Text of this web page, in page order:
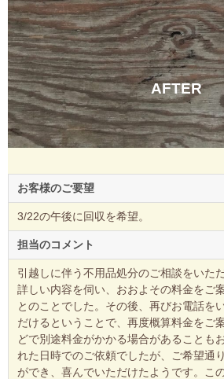
AFTER
お客様のご要望
3/22の午後に回収を希望。
担当のコメント
引越しに伴う不用品処分のご相談をいた
詳しい内容を伺い、おおよその料金をご
とのことでした。その後、再びお電話を
だけるということで、再度概算料金をご
どで別途料金がかかる場合があることも
れた日時でのご依頼でしたが、ご希望通
ができ、喜んでいただけたようです。こ